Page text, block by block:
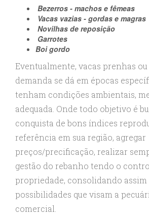
Bezerros - machos e fêmeas
Vacas vazias - gordas e magras
Novilhas de reposição
Garrotes
Boi gordo
Eventualmente, vacas prenhas ou
demanda se dá em épocas
tenham condições ambientais,
adequada. Onde todo objetivo é
conquista de bons índices
referência em sua região, agregar
preços/precificação, realizar
gestão do rebanho tendo o
propriedade, consolidando assim
possibilidades que visam a
comercial.